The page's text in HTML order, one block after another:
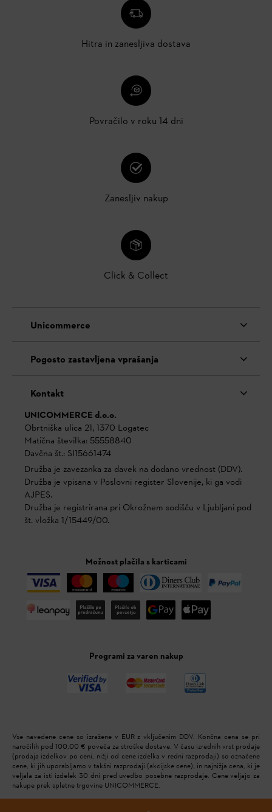
Hitra in zanesljiva dostava
Povračilo v roku 14 dni
Zanesljiv nakup
Click & Collect
Unicommerce
Pogosto zastavljena vprašanja
Kontakt
UNICOMMERCE d.o.o.
Obrtniška ulica 21, 1370 Logatec
Matična številka: 55558840
Davčna št.: SI15661474
Družba je zavezanka za davek na dodano vrednost (DDV).
Družba je vpisana v Poslovni register Slovenije, ki ga vodi
AJPES.
Družba je registrirana pri Okrožnem sodišču v Ljubljani pod
št. vložka 1/15449/00.
Možnost plačila s karticami
Programi za varen nakup
Vse navedene cene so izražene v EUR z vključenim DDV. Končna cena se pri
naročilih pod 100,00 € poveča za stroške dostave. V času izrednih vrst prodaje
(prodaja izdelkov po ceni, nižji od cene izdelka v redni razprodaji) so označene
cene, ki jih uporabljamo v takšni razprodaji (akcijske cene), in najnižja cena, ki je
veljala za isti izdelek 30 dni pred uvedbo posebne razprodaje. Cene veljajo za
nakupe prek spletne trgovine UNICOMMERCE.
Unicommerce d.o.o.